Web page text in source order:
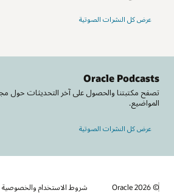
عرض كل النشرات الصوتية
Oracle Podcasts
تصفح مكتبتنا والحصول على آخر التحديثات حول
المواضيع.
عرض كل النشرات الصوتية
© 2026 Oracle شروط الاستخدام والخصوصية